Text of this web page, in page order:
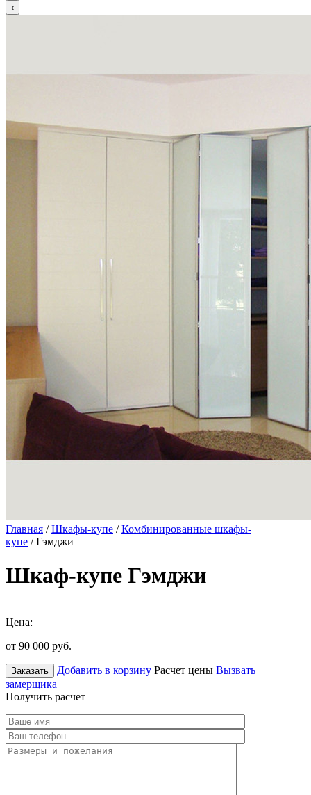
Главная /Шкафы-купе /Комбинированные шкафы-
купе / Гэмджи
Шкаф-купе Гэмджи
Цена:
от 90 000 руб.
Заказать Добавить в корзину Расчет цены Вызвать
замерщика
Получить расчет